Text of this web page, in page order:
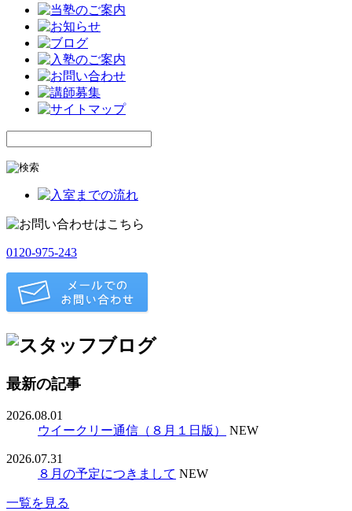
0120-975-243
最新の記事
2026.08.01
ウイークリー通信（８月１日版）
NEW
2026.07.31
８月の予定につきまして NEW
一覧を見る